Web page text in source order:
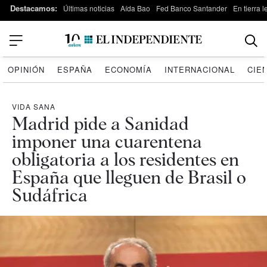
Destacamos: Últimas noticias Aída Bao Fed Banco Santander En tierra
OPINIÓN ESPAÑA ECONOMÍA INTERNACIONAL
VIDA SANA
Madrid pide a Sanidad
imponer una cuarentena
obligatoria a los residentes en
España que lleguen de Brasil o
Sudáfrica